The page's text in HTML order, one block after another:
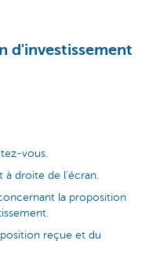
d'investissement
vous.
droite de l’écran.
la proposition
reçue et du